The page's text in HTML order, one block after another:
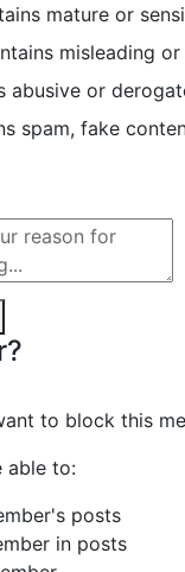
mature or
misleading
abusive or
spam, fake
to block this
able to:
posts
in posts